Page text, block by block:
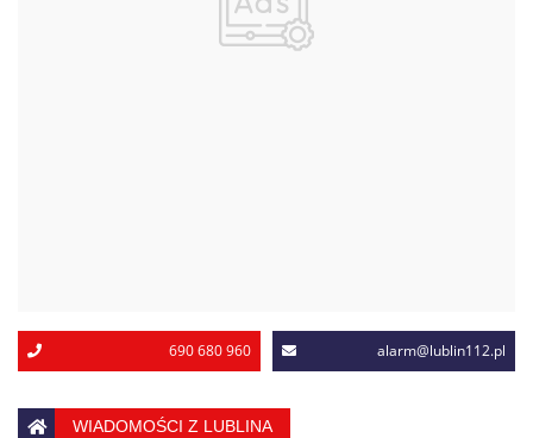
690 680 960 alarm@lublin112.pl
WIADOMOŚCI Z LUBLINA